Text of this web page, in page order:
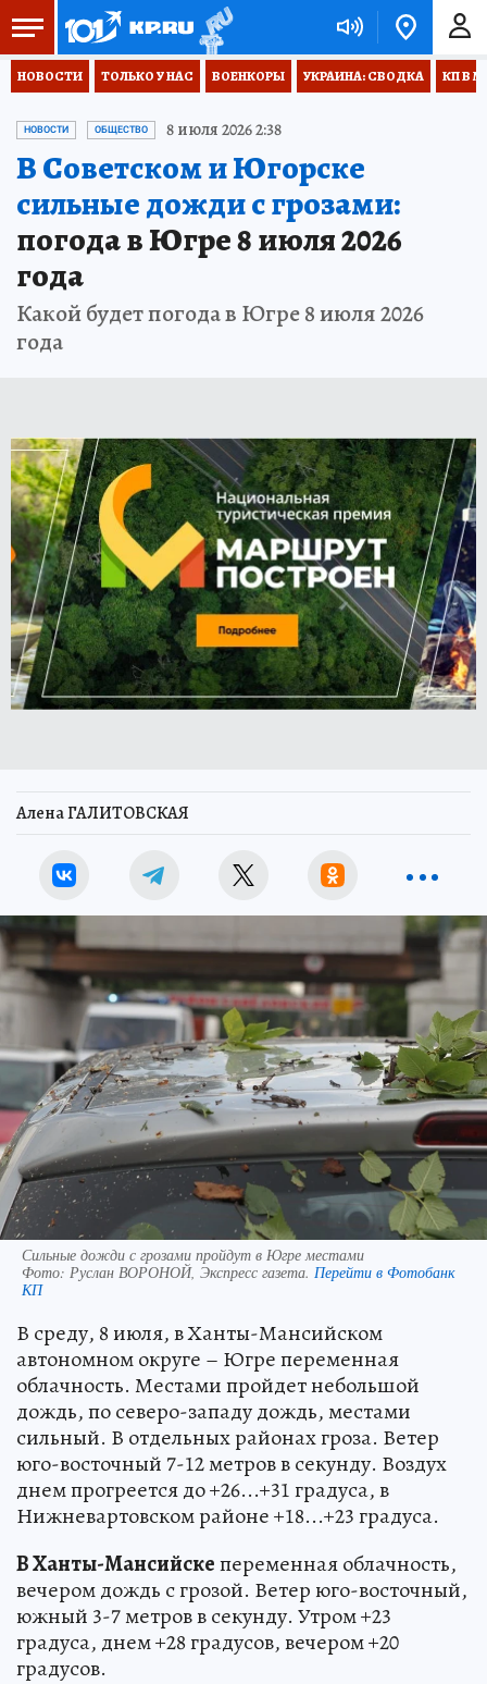
НОВОСТИ ТОЛЬКО У НАС ВОЕНКОРЫ УКРАИНА: СВОДКА КП В
НОВОСТИ ОБЩЕСТВО 8 июля 2026 2:38
В Советском и Югорске
сильные дожди с грозами:
погода в Югре 8 июля 2026
года
Какой будет погода в Югре 8 июля 2026
года
Алена ГАЛИТОВСКАЯ
Сильные дожди с грозами пройдут в Югре местами
Фото: Руслан ВОРОНОЙ, Экспресс газета. Перейти в Фотобанк
КП
В среду, 8 июля, в Ханты-Мансийском
автономном округе – Югре переменная
облачность. Местами пройдет небольшой
дождь, по северо-западу дождь, местами
сильный. В отдельных районах гроза. Ветер
юго-восточный 7-12 метров в секунду. Воздух
днем прогреется до +26...+31 градуса, в
Нижневартовском районе +18...+23 градуса.
В Ханты-Мансийскепеременная облачность,
вечером дождь с грозой. Ветер юго-восточный,
южный 3-7 метров в секунду. Утром +23
градуса, днем +28 градусов, вечером +20
градусов.